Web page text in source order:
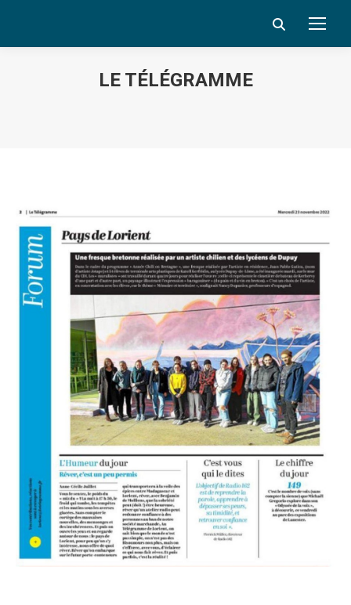
Search:
LE TÉLÉGRAMME